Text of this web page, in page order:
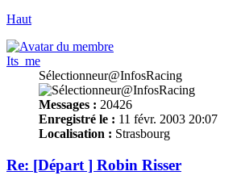
Haut
Its_me
Sélectionneur@InfosRacing
Messages : 20426
Enregistré le : 11 févr. 2003 20:07
Localisation : Strasbourg
Re: [Départ ] Robin Risser